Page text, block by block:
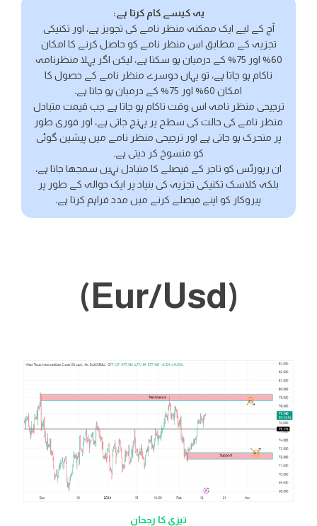
یہ کیسے کام کرتا ہے:
آج کے لیے ایک ممکنہ منظر نامے کی تجویز ہے، اور تکنیکی
تجزیہ کے مطابق اس منظر نامے کو حاصل کرنے کا امکان
60% اور 75% کے درمیان ہو سکتا ہے، لیکن اگر پہلا منظرنامہ
ناکام ہو جاتا ہے، تو یہاں دوسرے منظر نامے کے حصول کا
امکان 60% اور 75% کے درمیان ہو جاتا ہے۔
ترجیحی منظر نامہ اس وقت ناکام ہو جاتا ہے جب قیمت متبادل
منظر نامے کی حالت کی سطح پر پہنچ جاتی ہے، اور فوری طور
پر متحرک ہو جاتی ہے اور ترجیحی منظر نامے میں پیشین گوئی
کو منسوخ کر دیتی ہے۔
ان رپورٹس کو تاجر کے فیصلے کا متبادل نہیں سمجھا جاتا ہے،
بلکہ کلاسک تکنیکی تجزیہ کی بنیاد پر ایک حوالہ کے طور پر
پیروکار کو اپنے فیصلے کرنے میں مدد فراہم کرتا ہے۔
(Eur/Usd)
تیزی کا رجحان